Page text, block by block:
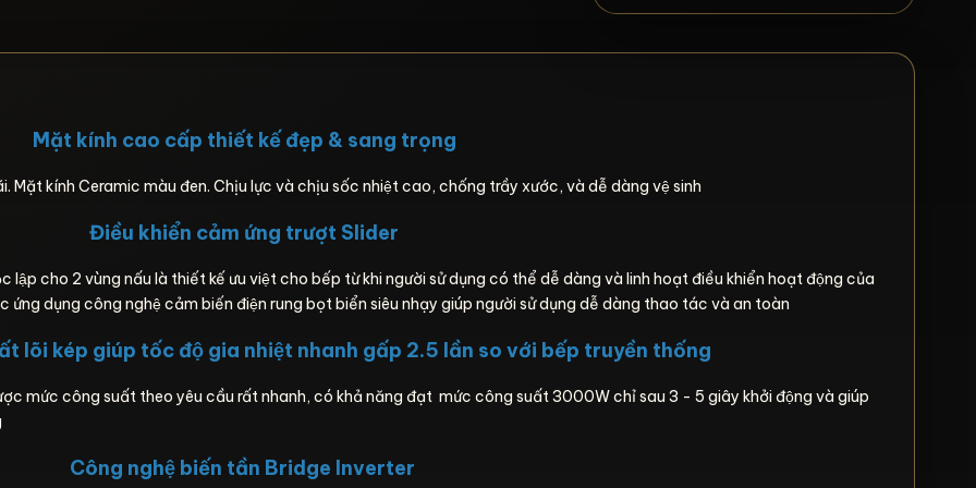
Mặt kính cao cấp thiết kế đẹp & sang trọng
Mặt kính Ceramic màu đen. Chịu lực và chịu sốc nhiệt cao, chống trầy xước, và dễ dàng vệ sinh
Điều khiển cảm ứng trượt Slider
cho 2 vùng nấu là thiết kế ưu việt cho bếp từ khi người sử dụng có thể dễ dàng và linh hoạt điều khiển hoạt động của
ứng dụng công nghệ cảm biến điện rung bọt biển siêu nhạy giúp người sử dụng dễ dàng thao tác và an toàn
lõi kép giúp tốc độ gia nhiệt nhanh gấp 2.5 lần so với bếp truyền thống
mức công suất theo yêu cầu rất nhanh, có khả năng đạt mức công suất 3000W chỉ sau 3 - 5 giây khởi động và giúp
Công nghệ biến tần Bridge Inverter